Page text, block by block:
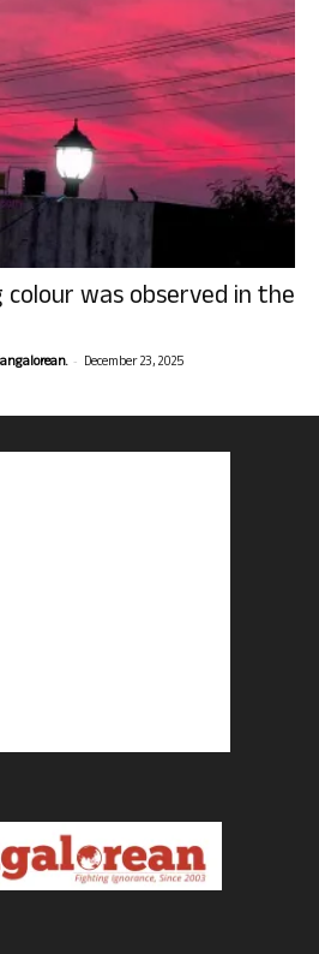
was observed in the
- December 23, 2025